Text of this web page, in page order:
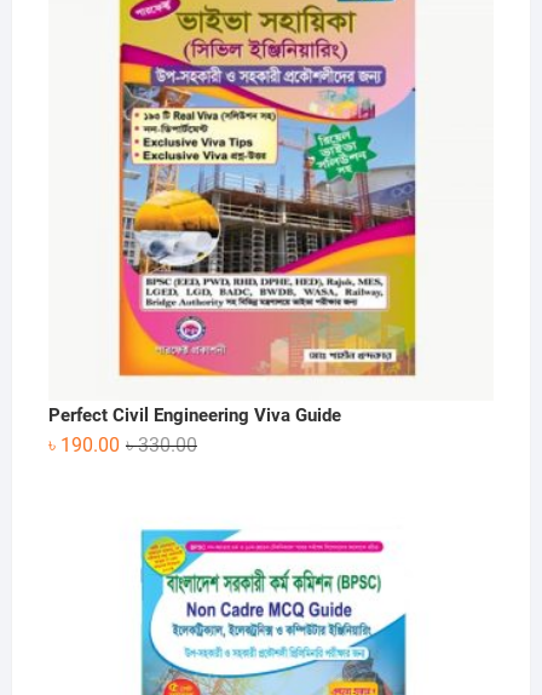
৳ 340.00.
৳ 200.00.
Perfect Civil Engineering Viva Guide
৳330.00Original
৳ 330.00.
৳ 190.00
Current
৳ 190.00.